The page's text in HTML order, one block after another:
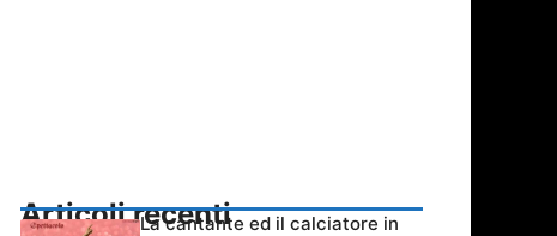
Articoli recentiLa cantante ed il calciatore in